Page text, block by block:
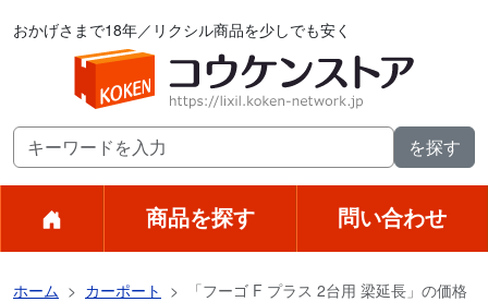
おかげさまで18年／リクシル商品を少しでも安く
商品を探す 問い合わせ
ホーム カーポート 「フーゴ F プラス 2台用 梁延長」の価格